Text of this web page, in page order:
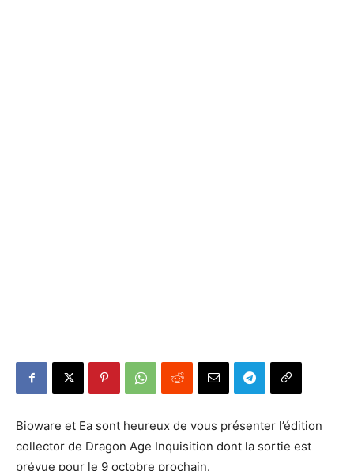
Bioware et Ea sont heureux de vous présenter l’édition
collector de Dragon Age Inquisition dont la sortie est
prévue pour le 9 octobre prochain.